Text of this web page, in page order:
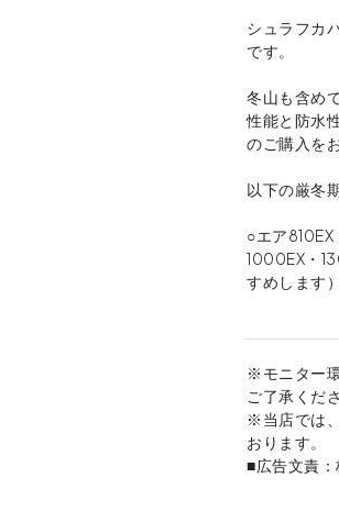
シュラフカ
です。
冬山も含め
性能と防水
のご購入を
以下の厳冬
○エア
1000EX・
すめします）
※モニター
ご了承くだ
※当店では
おります。
■広告文責